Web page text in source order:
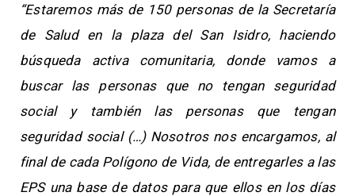
“Estaremos más de 150 personas de la Secretaría
de Salud en la plaza del San Isidro, haciendo
búsqueda activa comunitaria, donde vamos a
buscar las personas que no tengan seguridad
social y también las personas que tengan
seguridad social (…) Nosotros nos encargamos, al
final de cada Polígono de Vida, de entregarles a las
EPS una base de datos para que ellos en los días